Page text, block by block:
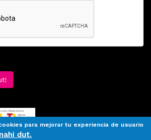
para mejorar tu experiencia de usuario
dut.